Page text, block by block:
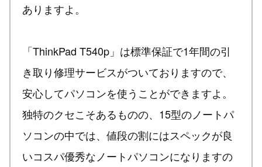
ありますよ。
「ThinkPad T540p」は標準保証で1年間の引
き取り修理サービスがついておりますので、
安心してパソコンを使うことができますよ。
独特のクセこそあるものの、15型のノートパ
ソコンの中では、値段の割にはスペックが良
いコスパ優秀なノートパソコンになりますの